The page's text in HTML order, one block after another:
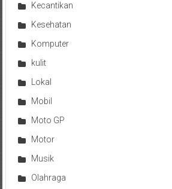
Kecantikan
Kesehatan
Komputer
kulit
Lokal
Mobil
Moto GP
Motor
Musik
Olahraga